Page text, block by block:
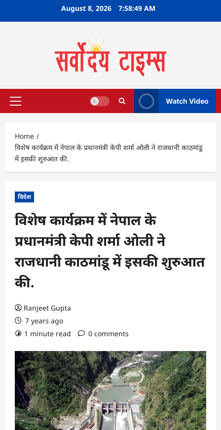
August 8, 2026 7:58:50 AM
Primary
Watch Video
Home
विशेष कार्यक्रम में नेपाल के प्रधानमंत्री केपी शर्मा ओली ने राजधानी काठमांडू
में इसकी शुरुआत की.
विदेश
विशेष कार्यक्रम में नेपाल के
प्रधानमंत्री केपी शर्मा ओली ने
राजधानी काठमांडू में इसकी शुरुआत
की.
Ranjeet Gupta
7 years ago
1 minute read
0 comments